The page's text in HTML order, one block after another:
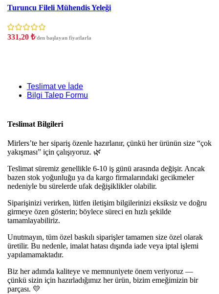
Turuncu Fileli Mühendis Yeleği
331,20 ₺'den başlayan fiyatlarla
Teslimat ve İade
Bilgi Talep Formu
Teslimat Bilgileri
Mirlers’te her sipariş özenle hazırlanır, çünkü her ürünün size “çok
yakışması” için çalışıyoruz. 🌿
Teslimat süremiz genellikle 6-10 iş günü arasında değişir. Ancak
bazen stok yoğunluğu ya da kargo firmalarındaki gecikmeler
nedeniyle bu sürelerde ufak değişiklikler olabilir.
Siparişinizi verirken, lütfen iletişim bilgilerinizi eksiksiz ve doğru
girmeye özen gösterin; böylece süreci en hızlı şekilde
tamamlayabiliriz.
Unutmayın, tüm özel baskılı siparişler tamamen size özel olarak
üretilir. Bu nedenle, imalat hatası dışında iade veya iptal işlemi
yapılamamaktadır.
Biz her adımda kaliteye ve memnuniyete önem veriyoruz —
çünkü sizin için hazırladığımız her ürün, bizim emeğimizin bir
parçası. 💛